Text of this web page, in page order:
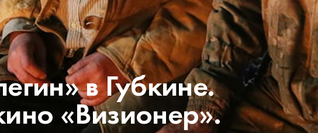
в Губкине.
«Визионер».